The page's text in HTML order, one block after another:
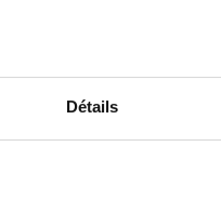
Détails